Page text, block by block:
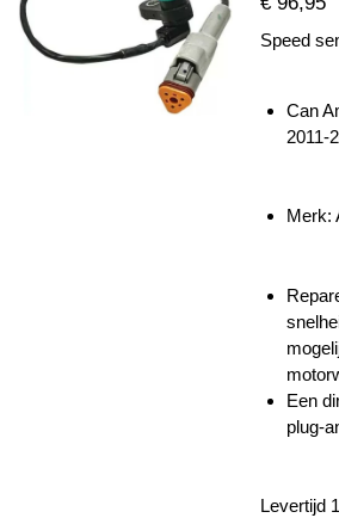
Speed
Can
2011-
Merk:
Een
plug-
Levertijd